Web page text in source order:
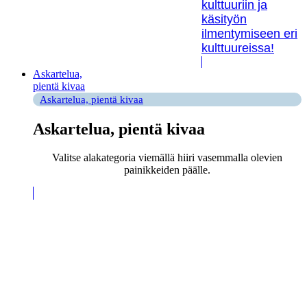
kulttuuriin ja
käsityön
ilmentymiseen eri
kulttuureissa!
Askartelua,
pientä kivaa
Askartelua, pientä kivaa
Askartelua, pientä kivaa
Valitse alakategoria viemällä hiiri vasemmalla olevien
painikkeiden päälle.